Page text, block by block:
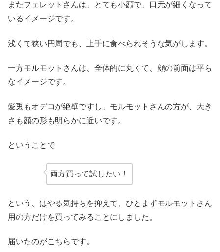
またフェレットさんは、とても小顔で、口元が細くなって
いるイメージです。
浅くて狭い円周でも、上手に食べられそうな気がします。
一方モルモットさんは、全体的に丸くて、顔の前面は平ら
なイメージです。
愛兎もオデコが絶壁ですし、モルモットさんの方が、大き
さも顔の形も明らかに近いです。
ということで
両方買って試したい！
という、はやる気持ちを抑えて、ひとまずモルモットさん
用の方だけを買ってみることにしました。
届いたのがこちらです。